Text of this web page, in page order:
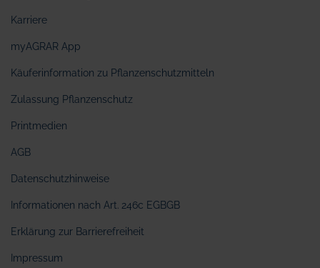
Karriere
myAGRAR App
Käuferinformation zu Pflanzenschutzmitteln
Zulassung Pflanzenschutz
Printmedien
AGB
Datenschutzhinweise
Informationen nach Art. 246c EGBGB
Erklärung zur Barrierefreiheit
Impressum